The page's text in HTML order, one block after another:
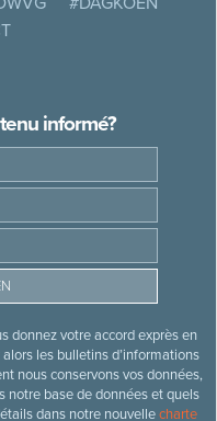
informé?
donnez votre accord exprès en
les bulletins d’informations
nous conservons vos données,
notre base de données et quels
dans notre nouvellecharte